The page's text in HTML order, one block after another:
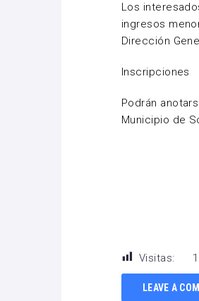
Los
ingresos
Dirección
Inscripciones
Podrán
Municipio de
Visitas:
LEAVE A